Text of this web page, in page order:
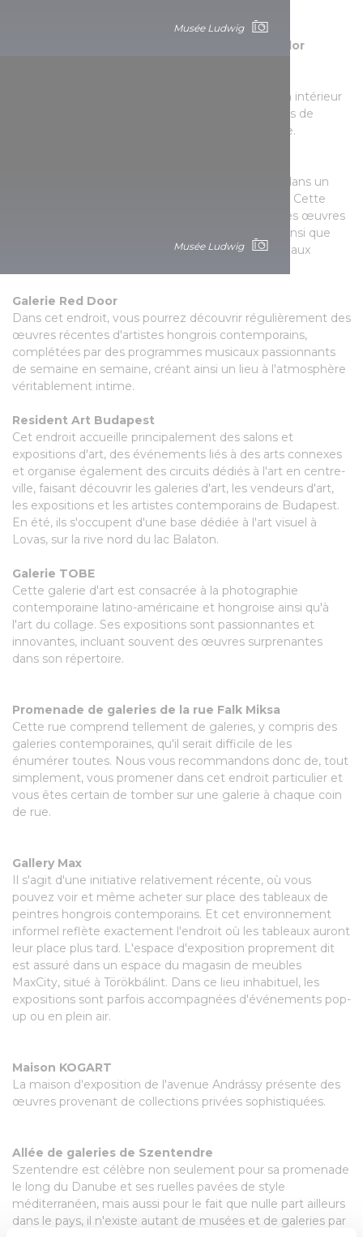
Musée Ludwig
Musée Ludwig
Le quartier des galeries de la rue Bródy Sándor
Des peintures contemporaines exposées dans un intérieur
d'époque. Les meubles anciens avec les peintures de
jeunes artistes créent une atmosphère incroyable.
Des expositions contemporaines passionnantes dans un
environnement agréable offert par le centre-ville. Cette
galerie s'occupe de présenter des installations, des œuvres
liées à peinture, la sculpture et la photographie, ainsi que
des œuvres se rapportant à la vidéo et aux nouveaux
Galerie Red Door
Dans cet endroit, vous pourrez découvrir régulièrement des
œuvres récentes d'artistes hongrois contemporains,
complétées par des programmes musicaux passionnants
de semaine en semaine, créant ainsi un lieu à l'atmosphère
véritablement intime.
Resident Art Budapest
Cet endroit accueille principalement des salons et
expositions d'art, des événements liés à des arts connexes
et organise également des circuits dédiés à l'art en centre-
ville, faisant découvrir les galeries d'art, les vendeurs d'art,
les expositions et les artistes contemporains de Budapest.
En été, ils s'occupent d'une base dédiée à l'art visuel à
Lovas, sur la rive nord du lac Balaton.
Galerie TOBE
Cette galerie d'art est consacrée à la photographie
contemporaine latino-américaine et hongroise ainsi qu'à
l'art du collage. Ses expositions sont passionnantes et
innovantes, incluant souvent des œuvres surprenantes
dans son répertoire.
Promenade de galeries de la rue Falk Miksa
Cette rue comprend tellement de galeries, y compris des
galeries contemporaines, qu'il serait difficile de les
énumérer toutes. Nous vous recommandons donc de, tout
simplement, vous promener dans cet endroit particulier et
vous êtes certain de tomber sur une galerie à chaque coin
de rue.
Gallery Max
Il s'agit d'une initiative relativement récente, où vous
pouvez voir et même acheter sur place des tableaux de
peintres hongrois contemporains. Et cet environnement
informel reflète exactement l'endroit où les tableaux auront
leur place plus tard. L'espace d'exposition proprement dit
est assuré dans un espace du magasin de meubles
MaxCity, situé à Törökbálint. Dans ce lieu inhabituel, les
expositions sont parfois accompagnées d'événements pop-
up ou en plein air.
Maison KOGART
La maison d'exposition de l'avenue Andrássy présente des
œuvres provenant de collections privées sophistiquées.
Allée de galeries de Szentendre
Szentendre est célèbre non seulement pour sa promenade
le long du Danube et ses ruelles pavées de style
méditerranéen, mais aussi pour le fait que nulle part ailleurs
dans le pays, il n'existe autant de musées et de galeries par